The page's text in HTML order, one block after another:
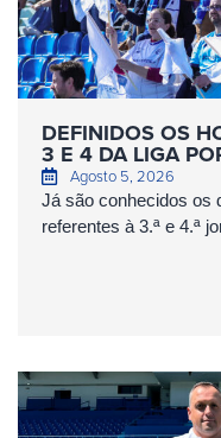
DEFINIDOS OS
3 E 4 DA LIGA
Agosto 5, 2026
Já são conhecidos os
referentes à 3.ª e 4.ª